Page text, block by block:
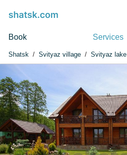
Book Services
Shatsk Svityaz village Svityaz lake